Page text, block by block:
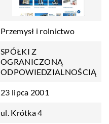
Przemysł i rolnictwo
SPÓŁKI Z
OGRANICZONĄ
ODPOWIEDZIALNOŚCIĄ
23 lipca 2001
ul. Krótka 4